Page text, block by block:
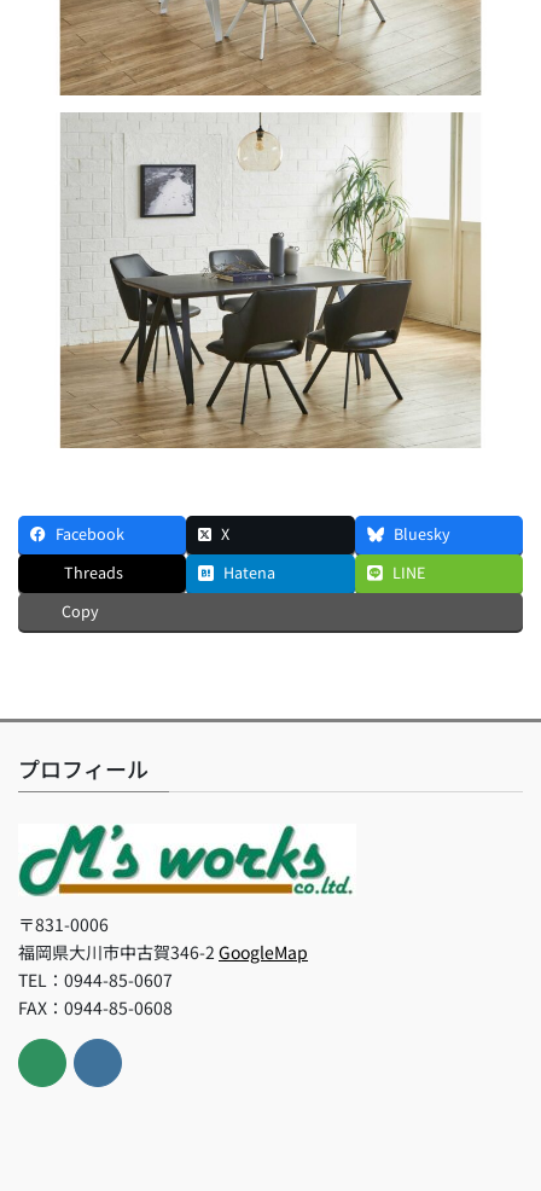
Facebook X
Bluesky
Threads
Hatena
LINE
Copy
プロフィール
〒831-0006
福岡県大川市中古賀346-2 GoogleMap
TEL：0944-85-0607
FAX：0944-85-0608